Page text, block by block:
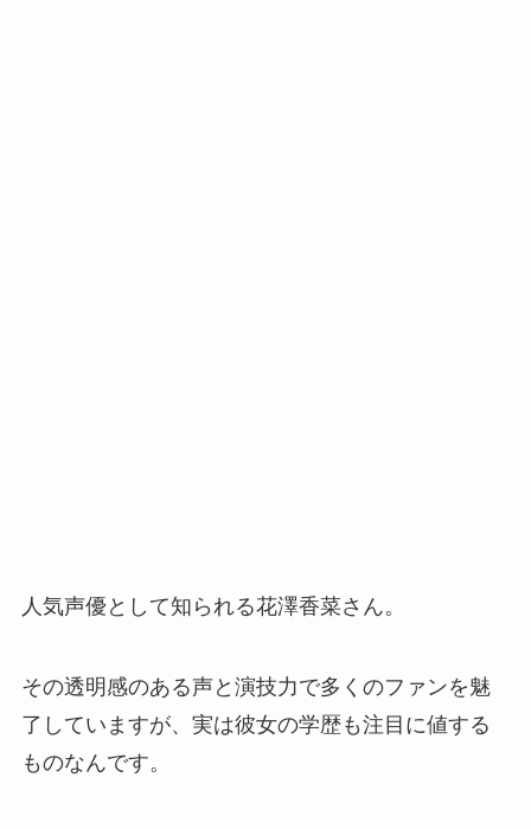
人気声優として知られる花澤香菜さん。
その透明感のある声と演技力で多くのファンを魅
了していますが、実は彼女の学歴も注目に値する
ものなんです。